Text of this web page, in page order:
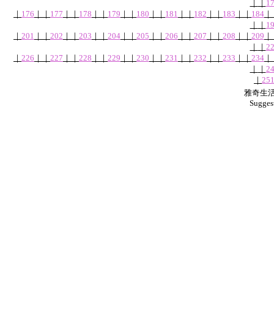
｜
｜
｜ 176 ｜ ｜ 177 ｜ ｜ 178 ｜ ｜ 179 ｜ ｜ 180 ｜ ｜ 181 ｜ ｜ 182 ｜ ｜ 183 ｜ ｜ 184 ｜
｜
｜
｜ 201 ｜ ｜ 202 ｜ ｜ 203 ｜ ｜ 204 ｜ ｜ 205 ｜ ｜ 206 ｜ ｜ 207 ｜ ｜ 208 ｜ ｜ 209 ｜
｜
｜
｜ 226 ｜ ｜ 227 ｜ ｜ 228 ｜ ｜ 229 ｜ ｜ 230 ｜ ｜ 231 ｜ ｜ 232 ｜ ｜ 233 ｜ ｜ 234 ｜
｜
｜
｜ 251
雅奇生